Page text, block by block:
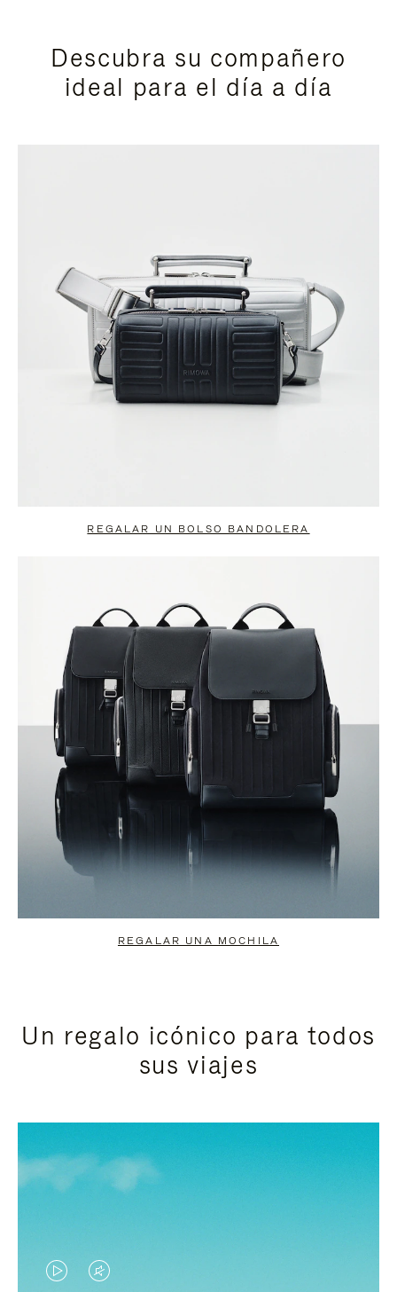
Descubra su compañero
ideal para el día a día
REGALAR UN BOLSO BANDOLERA
REGALAR UNA MOCHILA
Un regalo icónico para todos
sus viajes
EL
EL